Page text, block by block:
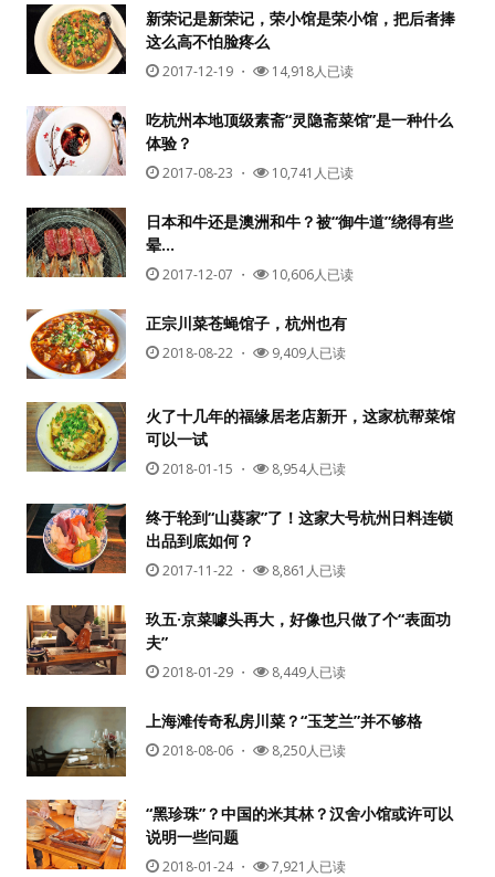
新荣记是新荣记，荣小馆是荣小馆，把后者捧
这么高不怕脸疼么
2017-12-19 ・ 14,918人已读
吃杭州本地顶级素斋“灵隐斋菜馆”是一种什么
体验？
2017-08-23 ・ 10,741人已读
日本和牛还是澳洲和牛？被“御牛道”绕得有些
晕…
2017-12-07 ・ 10,606人已读
正宗川菜苍蝇馆子，杭州也有
2018-08-22 ・ 9,409人已读
火了十几年的福缘居老店新开，这家杭帮菜馆
可以一试
2018-01-15 ・ 8,954人已读
终于轮到“山葵家”了！这家大号杭州日料连锁
出品到底如何？
2017-11-22 ・ 8,861人已读
玖五·京菜噱头再大，好像也只做了个“表面功
夫”
2018-01-29 ・ 8,449人已读
上海滩传奇私房川菜？“玉芝兰”并不够格
2018-08-06 ・ 8,250人已读
“黑珍珠”？中国的米其林？汉舍小馆或许可以
说明一些问题
2018-01-24・ 7,921人已读